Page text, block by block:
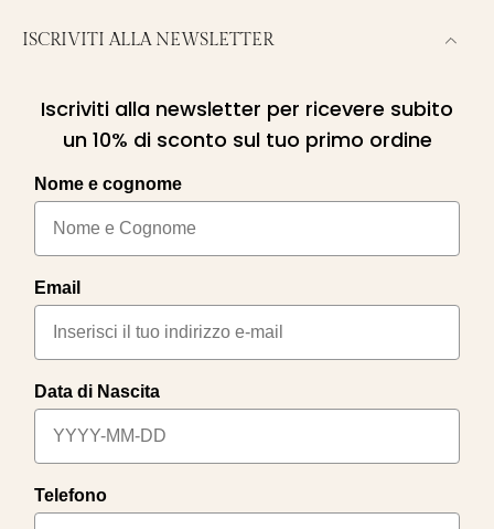
ISCRIVITI ALLA NEWSLETTER
Iscriviti alla newsletter per ricevere subito
un 10% di sconto sul tuo primo ordine
Nome e cognome
Email
Data di Nascita
Telefono